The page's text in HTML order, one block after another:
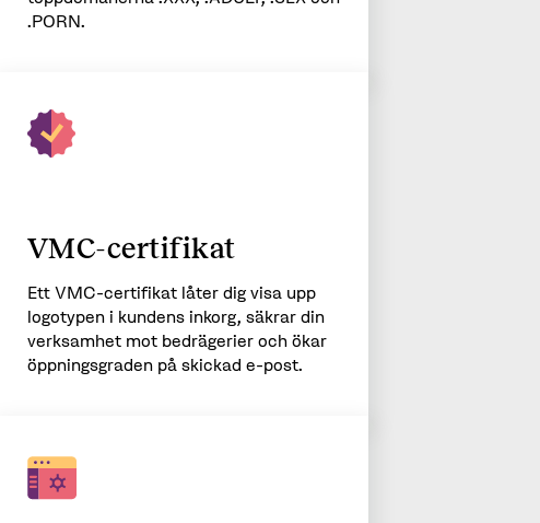
.PORN.
VMC-certifikat
Ett VMC-certifikat låter dig visa upp
logotypen i kundens inkorg, säkrar din
verksamhet mot bedrägerier och ökar
öppningsgraden på skickad e-post.